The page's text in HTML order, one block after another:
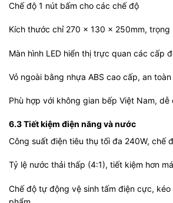
Chế độ 1 nút bấm cho các chế độ
Kích thước chỉ 270 x 130 x 250mm,
Màn hình LED hiển thị trực quan các cấp
Vỏ ngoài bằng nhựa ABS cao cấp, an
Phù hợp với không gian bếp Việt Nam,
6.3 Tiết kiệm điện năng và nước
Công suất điện tiêu thụ tối đa 240W, chế
Tỷ lệ nước thải thấp (4:1), tiết kiệm hơn
Chế độ tự động vệ sinh tấm điện cực, kéo